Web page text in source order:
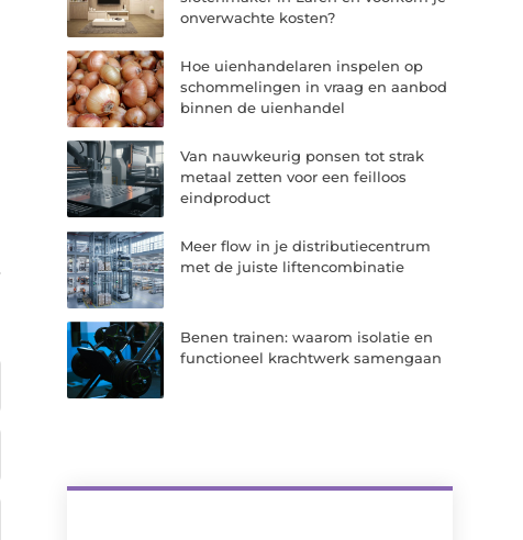
onverwachte kosten?
Hoe uienhandelaren inspelen op
schommelingen in vraag en aanbod
binnen de uienhandel
Van nauwkeurig ponsen tot strak
metaal zetten voor een feilloos
eindproduct
Meer flow in je distributiecentrum
met de juiste liftencombinatie
Benen trainen: waarom isolatie en
functioneel krachtwerk samengaan